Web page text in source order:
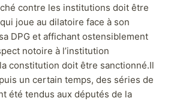
contre les institutions doit être
joue au dilatoire face à son
DPG et affichant ostensiblement
notoire à l’institution
constitution doit être sanctionné.Il
un certain temps, des séries de
été tendus aux députés de la